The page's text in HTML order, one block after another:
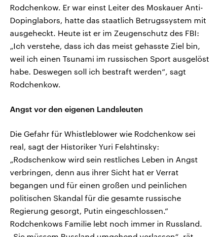
Rodchenkow. Er war einst Leiter des Moskauer Anti-
Dopinglabors, hatte das staatlich Betrugssystem mit
ausgeheckt. Heute ist er im Zeugenschutz des FBI:
„Ich verstehe, dass ich das meist gehasste Ziel bin,
weil ich einen Tsunami im russischen Sport ausgelöst
habe. Deswegen soll ich bestraft werden“, sagt
Rodchenkow.
Angst vor den eigenen Landsleuten
Die Gefahr für Whistleblower wie Rodchenkow sei
real, sagt der Historiker Yuri Felshtinsky:
„Rodschenkow wird sein restliches Leben in Angst
verbringen, denn aus ihrer Sicht hat er Verrat
begangen und für einen großen und peinlichen
politischen Skandal für die gesamte russische
Regierung gesorgt, Putin eingeschlossen.“
Rodchenkows Familie lebt noch immer in Russland.